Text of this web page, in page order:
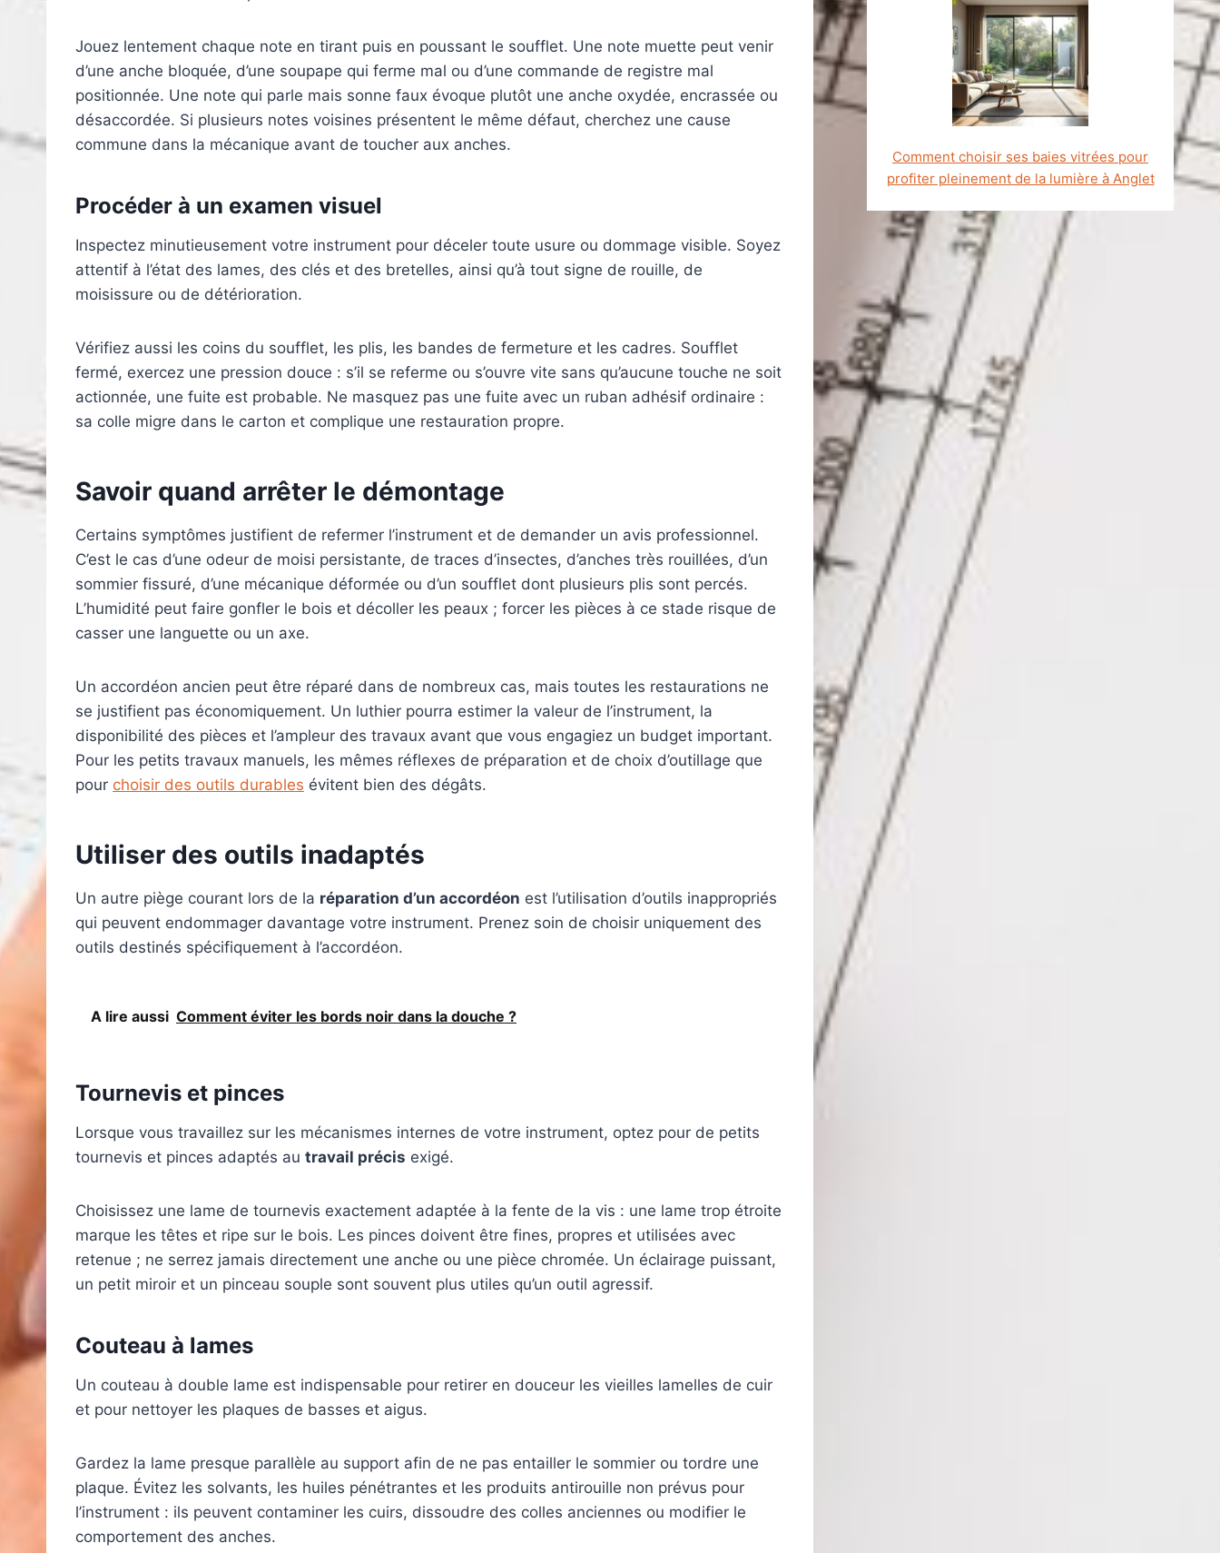
Jouez lentement chaque note en tirant puis en poussant le soufflet. Une note muette peut venir
d’une anche bloquée, d’une soupape qui ferme mal ou d’une commande de registre mal
positionnée. Une note qui parle mais sonne faux évoque plutôt une anche oxydée, encrassée ou
désaccordée. Si plusieurs notes voisines présentent le même défaut, cherchez une cause
commune dans la mécanique avant de toucher aux anches.
Procéder à un examen visuel
Inspectez minutieusement votre instrument pour déceler toute usure ou dommage visible. Soyez
attentif à l’état des lames, des clés et des bretelles, ainsi qu’à tout signe de rouille, de
moisissure ou de détérioration.
Vérifiez aussi les coins du soufflet, les plis, les bandes de fermeture et les cadres. Soufflet
fermé, exercez une pression douce : s’il se referme ou s’ouvre vite sans qu’aucune touche ne soit
actionnée, une fuite est probable. Ne masquez pas une fuite avec un ruban adhésif ordinaire :
sa colle migre dans le carton et complique une restauration propre.
Savoir quand arrêter le démontage
Certains symptômes justifient de refermer l’instrument et de demander un avis professionnel.
C’est le cas d’une odeur de moisi persistante, de traces d’insectes, d’anches très rouillées, d’un
sommier fissuré, d’une mécanique déformée ou d’un soufflet dont plusieurs plis sont percés.
L’humidité peut faire gonfler le bois et décoller les peaux ; forcer les pièces à ce stade risque de
casser une languette ou un axe.
Un accordéon ancien peut être réparé dans de nombreux cas, mais toutes les restaurations ne
se justifient pas économiquement. Un luthier pourra estimer la valeur de l’instrument, la
disponibilité des pièces et l’ampleur des travaux avant que vous engagiez un budget important.
Pour les petits travaux manuels, les mêmes réflexes de préparation et de choix d’outillage que
pour choisir des outils durables évitent bien des dégâts.
Utiliser des outils inadaptés
Un autre piège courant lors de la réparation d’un accordéon est l’utilisation d’outils inappropriés
qui peuvent endommager davantage votre instrument. Prenez soin de choisir uniquement des
outils destinés spécifiquement à l’accordéon.
A lire aussi Comment éviter les bords noir dans la douche ?
Tournevis et pinces
Lorsque vous travaillez sur les mécanismes internes de votre instrument, optez pour de petits
tournevis et pinces adaptés au travail précis exigé.
Choisissez une lame de tournevis exactement adaptée à la fente de la vis : une lame trop étroite
marque les têtes et ripe sur le bois. Les pinces doivent être fines, propres et utilisées avec
retenue ; ne serrez jamais directement une anche ou une pièce chromée. Un éclairage puissant,
un petit miroir et un pinceau souple sont souvent plus utiles qu’un outil agressif.
Couteau à lames
Un couteau à double lame est indispensable pour retirer en douceur les vieilles lamelles de cuir
et pour nettoyer les plaques de basses et aigus.
Gardez la lame presque parallèle au support afin de ne pas entailler le sommier ou tordre une
plaque. Évitez les solvants, les huiles pénétrantes et les produits antirouille non prévus pour
l’instrument : ils peuvent contaminer les cuirs, dissoudre des colles anciennes ou modifier le
comportement des anches.
Comment choisir ses baies vitrées pour
profiter pleinement de la lumière à Anglet